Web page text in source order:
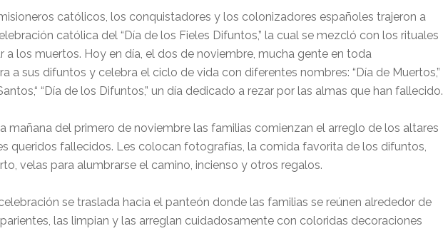
católicos, los conquistadores y los colonizadores españoles trajeron a
católica del “Día de los Fieles Difuntos,” la cual se mezcló con los rituales
a los muertos. Hoy en día, el dos de noviembre, mucha gente en toda
a sus difuntos y celebra el ciclo de vida con diferentes nombres: “Día de Muertos,”
“Día de los Difuntos,” un día dedicado a rezar por las almas que han fallecido.
mañana del primero de noviembre las familias comienzan el arreglo de los altares
queridos fallecidos. Les colocan fotografías, la comida favorita de los difuntos,
velas para alumbrarse el camino, incienso y otros regalos.
se traslada hacia el panteón donde las familias se reúnen alrededor de
las limpian y las arreglan cuidadosamente con coloridas decoraciones